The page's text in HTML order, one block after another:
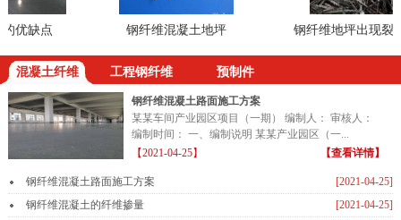
缺点 钢纤维混凝土地坪 钢纤维地坪出现裂缝
混凝土纤维 工程钢纤维 预制件
钢纤维混凝土路面施工方案
某某车间产业园区项目（一期） 编制人： 审核人：
编制时间： 一、编制说明 某某产业园区（一...
【2021-04-25】
【查看详情】
[2021-04-25]
钢纤维混凝土路面施工方案
[2021-04-25]
钢纤维混凝土的纤维掺量